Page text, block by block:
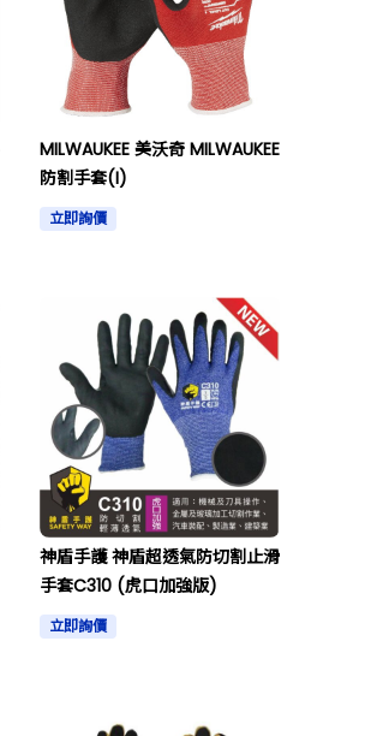
MILWAUKEE 美沃奇 MILWAUKEE
防割手套(I)
立即詢價
神盾手護 神盾超透氣防切割止滑
手套C310 (虎口加強版)
立即詢價